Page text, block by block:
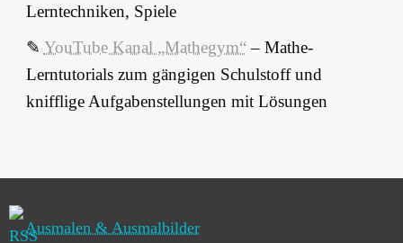
Lerntechniken, Spiele
✎ YouTube Kanal „Mathegym“– Mathe-
Lerntutorials zum gängigen Schulstoff und
knifflige Aufgabenstellungen mit Lösungen
Ausmalen & Ausmalbilder